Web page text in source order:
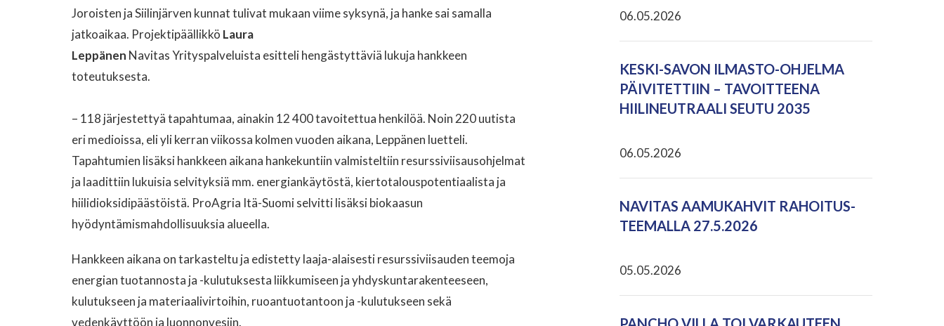
Joroisten ja Siilinjärven kunnat tulivat mukaan viime syksynä, ja hanke sai samalla
jatkoaikaa. Projektipäällikkö Laura
Leppänen Navitas Yrityspalveluista esitteli hengästyttäviä lukuja hankkeen
toteutuksesta.
– 118 järjestettyä tapahtumaa, ainakin 12 400 tavoitettua henkilöä. Noin 220 uutista
eri medioissa, eli yli kerran viikossa kolmen vuoden aikana, Leppänen luetteli.
Tapahtumien lisäksi hankkeen aikana hankekuntiin valmisteltiin resurssiviisausohjelmat
ja laadittiin lukuisia selvityksiä mm. energiankäytöstä, kiertotalouspotentiaalista ja
hiilidioksidipäästöistä. ProAgria Itä-Suomi selvitti lisäksi biokaasun
hyödyntämismahdollisuuksia alueella.
Hankkeen aikana on tarkasteltu ja edistetty laaja-alaisesti resurssiviisauden teemoja
energian tuotannosta ja -kulutuksesta liikkumiseen ja yhdyskuntarakenteeseen,
kulutukseen ja materiaalivirtoihin, ruoantuotantoon ja -kulutukseen sekä
vedenkäyttöön ja luonnonvesiin.
06.05.2026
KESKI-SAVON ILMASTO-OHJELMA
PÄIVITETTIIN – TAVOITTEENA
HIILINEUTRAALI SEUTU 2035
06.05.2026
NAVITAS AAMUKAHVIT RAHOITUS-
TEEMALLA 27.5.2026
05.05.2026